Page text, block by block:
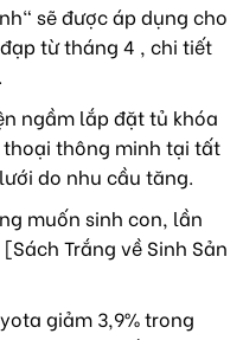
sẽ được áp dụng cho
từ tháng 4 , chi tiết
ngầm lắp đặt tủ khóa
thông minh tại tất
do nhu cầu tăng.
muốn sinh con, lần
Trắng về Sinh Sản
giảm 3,9% trong